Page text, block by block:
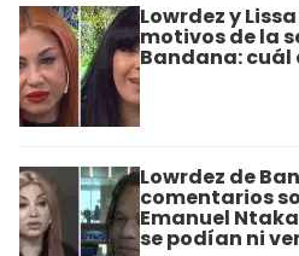
Lowrdez y
motivos de la
Bandana: cuál
Lowrdez de
comentarios
Emanuel
se podían ni